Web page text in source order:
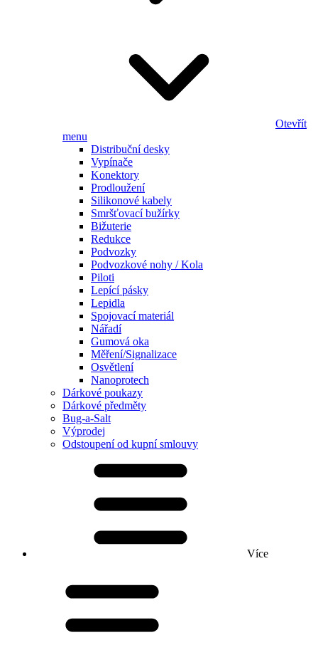
Otevřít
menu
Distribuční desky
Vypínače
Konektory
Prodloužení
Silikonové kabely
Smršťovací bužírky
Bižuterie
Redukce
Podvozky
Podvozkové nohy / Kola
Piloti
Lepící pásky
Lepidla
Spojovací materiál
Nářadí
Gumová oka
Měření/Signalizace
Osvětlení
Nanoprotech
Dárkové poukazy
Dárkové předměty
Bug-a-Salt
Výprodej
Odstoupení od kupní smlouvy
Více